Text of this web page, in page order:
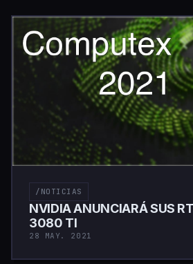
/NOTICIAS
NVIDIA ANUNCIARÁ SUS
3080 TI
28 MAY. 2021